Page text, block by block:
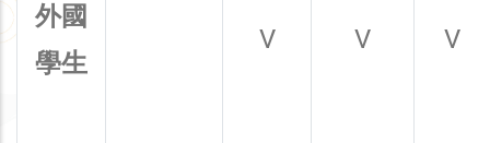
外國
學生
V V V